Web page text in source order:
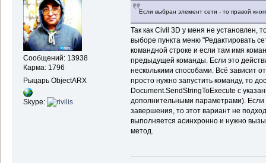
Сообщений: 13938
Карма: 1796
Рыцарь ObjectARX
Skype:
Если выбран элемент сети - то правой
Так как Civil 3D у меня не установлен,
выборе пункта меню "Редактировать
командной строке и если там имя
предыдущей команды. Если это
несколькими способами. Всё зависит
просто нужно запустить команду, то
Document.SendStringToExecute с
дополнительными параметрами). Если
завершения, то этот вариант не
выполняется асинхронно и нужно
метод.